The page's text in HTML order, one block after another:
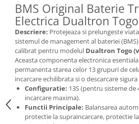
BMS Original Baterie
Electrica Dualtron
Descriere: Protejeaza si prelungeste
sistemul de management al bateriei
calibrat pentru modelul Dualtron Togo
Aceasta componenta electronica
permanenta starea celor 13 grupuri de
incarcare echilibrata si o descarcare
Configuratie: 13S (pentru sisteme de
incarcare maxima).
Functii Principale: Balansarea
protectie la supraincarcare, protectie